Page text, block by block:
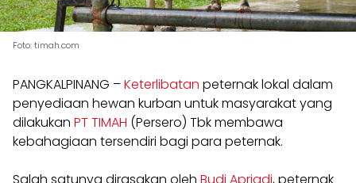
Foto: timah.com
PANGKALPINANG –Keterlibatan peternak lokal dalam
penyediaan hewan kurban untuk masyarakat yang
dilakukan PT TIMAH (Persero) Tbk membawa
kebahagiaan tersendiri bagi para peternak.
Salah satunya dirasakan oleh Budi Apriadi, peternak